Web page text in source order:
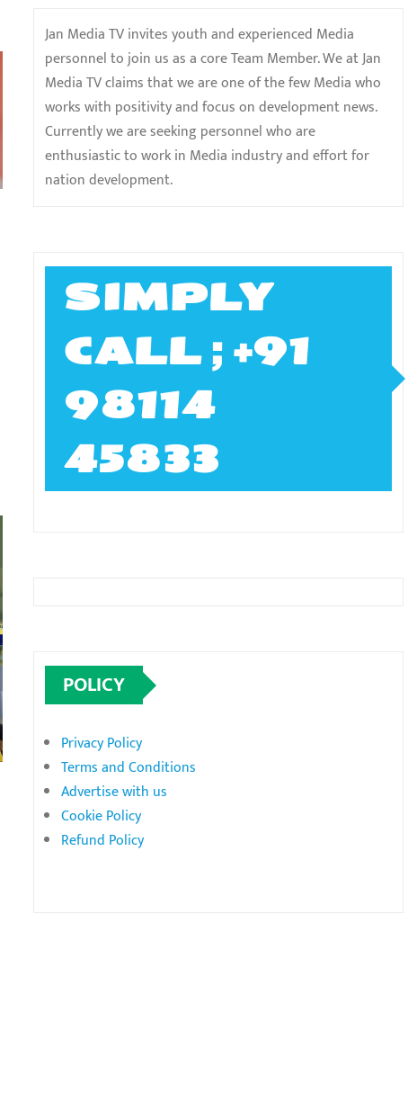
Jan Media TV invites youth and experienced Media
personnel to join us as a core Team Member. We at Jan
Media TV claims that we are one of the few Media who
works with positivity and focus on development news.
Currently we are seeking personnel who are
enthusiastic to work in Media industry and effort for
nation development.
SIMPLY
CALL ; +91
98114
45833
POLICY
Privacy Policy
Terms and Conditions
Advertise with us
Cookie Policy
Refund Policy